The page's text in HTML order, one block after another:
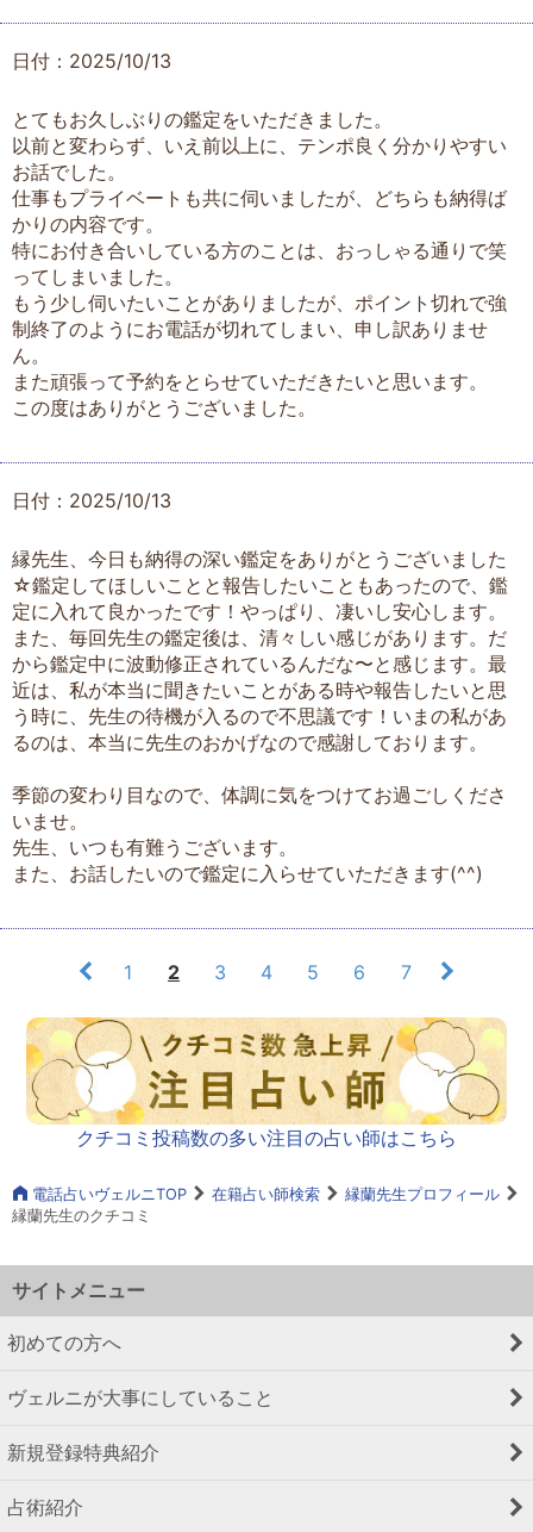
日付：2025/10/13
とてもお久しぶりの鑑定をいただきました。
以前と変わらず、いえ前以上に、テンポ良く分かりやすい
お話でした。
仕事もプライベートも共に伺いましたが、どちらも納得ば
かりの内容です。
特にお付き合いしている方のことは、おっしゃる通りで笑
ってしまいました。
もう少し伺いたいことがありましたが、ポイント切れで強
制終了のようにお電話が切れてしまい、申し訳ありませ
ん。
また頑張って予約をとらせていただきたいと思います。
この度はありがとうございました。
日付：2025/10/13
縁先生、今日も納得の深い鑑定をありがとうございました
☆鑑定してほしいことと報告したいこともあったので、鑑
定に入れて良かったです！やっぱり、凄いし安心します。
また、毎回先生の鑑定後は、清々しい感じがあります。だ
から鑑定中に波動修正されているんだな〜と感じます。最
近は、私が本当に聞きたいことがある時や報告したいと思
う時に、先生の待機が入るので不思議です！いまの私があ
るのは、本当に先生のおかげなので感謝しております。
季節の変わり目なので、体調に気をつけてお過ごしくださ
いませ。
先生、いつも有難うございます。
また、お話したいので鑑定に入らせていただきます(^^)
1 2 3 4 5 6 7
クチコミ投稿数の多い注目の占い師はこちら
電話占いヴェルニTOP 在籍占い師検索
縁蘭先生プロフィール
縁蘭先生のクチコミ
サイトメニュー
初めての方へ
ヴェルニが大事にしていること
新規登録特典紹介
占術紹介